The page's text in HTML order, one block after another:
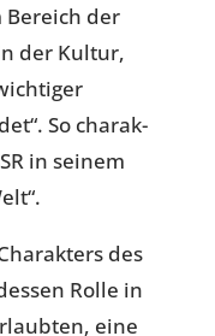
Bereich der
der Kultur,
So cha­rak­
in seinem
des
Rolle in
eine